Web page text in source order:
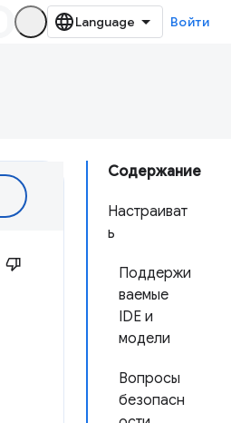
Войти
Содержание
Настраиват
ь
Поддержи
ваемые
IDE и
модели
Вопросы
безопасн